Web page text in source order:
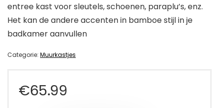
entree kast voor sleutels, schoenen, paraplu’s, enz.
Het kan de andere accenten in bamboe stijl in je
badkamer aanvullen
Categorie: Muurkastjes
€65.99